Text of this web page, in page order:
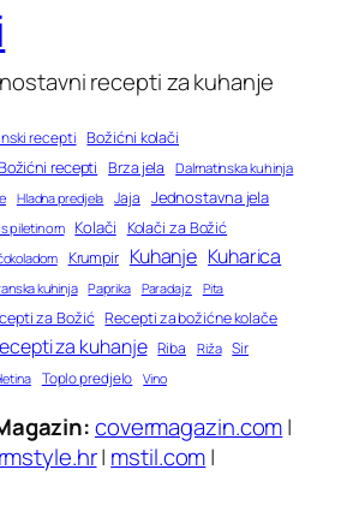
recepti za kuhanje
recepti Božićni kolači
recepti Brza jela Dalmatinska kuhinja
Hladna predjela Jaja Jednostavna jela
piletinom Kolači Kolači za Božić
Krumpir Kuhanje Kuharica
kuhinja Paprika Paradajz Pita
za Božić Recepti za božićne kolače
za kuhanje Riba Riža Sir
Toplo predjelo Vino
covermagazin.com|
| mstil.com|